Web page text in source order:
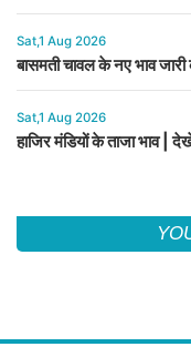
Sat,1 Aug 2026
बासमती चावल के नए भाव
Sat,1 Aug 2026
हाजिर मंडियों के ताजा भाव |